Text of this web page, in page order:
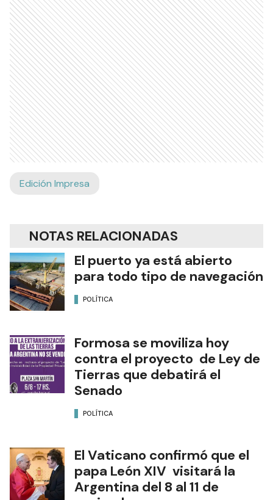
Edición Impresa
NOTAS RELACIONADAS
El puerto ya está abierto
para todo tipo de navegación
POLÍTICA
Formosa se moviliza hoy
contra el proyecto de Ley de
Tierras que debatirá el
Senado
POLÍTICA
El Vaticano confirmó que el
papa León XIV visitará la
Argentina del 8 al 11 de